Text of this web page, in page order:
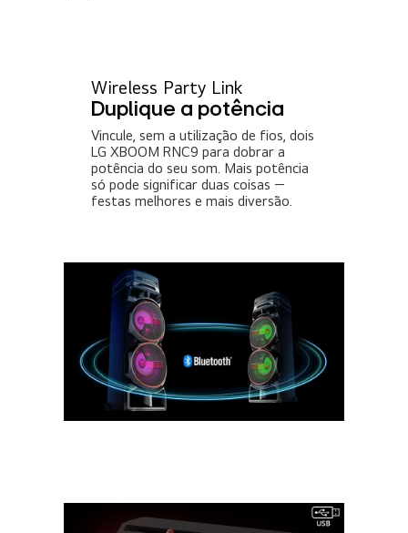
Wireless Party Link
Duplique a potência
Vincule, sem a utilização de fios, dois
LG XBOOM RNC9 para dobrar a
potência do seu som. Mais potência
só pode significar duas coisas —
festas melhores e mais diversão.